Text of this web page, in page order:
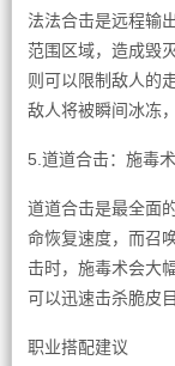
法法合击是远程输
范围区域，造成毁
则可以限制敌人的
敌人将被瞬间冰冻
5.道道合击：施毒
道道合击是最全面
命恢复速度，而召
击时，施毒术会大
可以迅速击杀脆皮目
职业搭配建议